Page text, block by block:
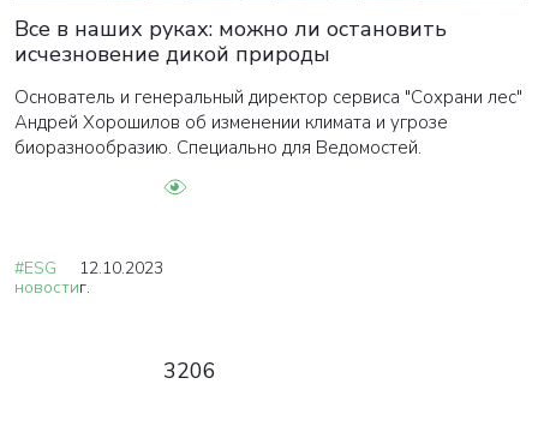
Все в наших руках: можно ли остановить
исчезновение дикой природы
Основатель и генеральный директор сервиса "Сохрани лес"
Андрей Хорошилов об изменении климата и угрозе
биоразнообразию. Специально для Ведомостей.
#ESG
новости
12.10.2023
г.
3206